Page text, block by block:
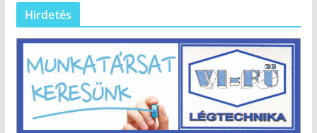
Hirdetés